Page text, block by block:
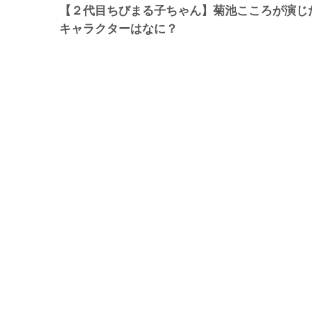
【２代目ちびまる子ちゃん】菊池こころが演じ
キャラクターはなに？